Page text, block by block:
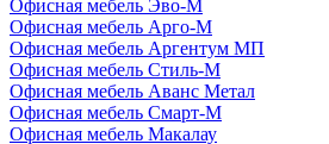
Офисная мебель Эво-M
Офисная мебель Арго-М
Офисная мебель Аргентум МП
Офисная мебель Стиль-М
Офисная мебель Аванс Метал
Офисная мебель Смарт-М
Офисная мебель Макалау